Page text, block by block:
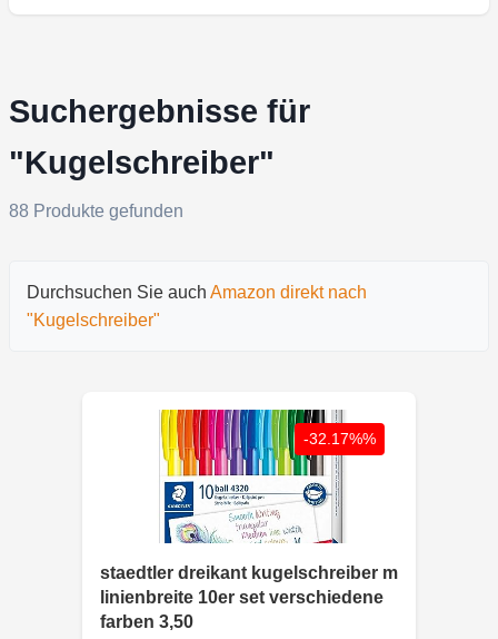
Suchergebnisse für
"Kugelschreiber"
88 Produkte gefunden
Durchsuchen Sie auch Amazon direkt nach
"Kugelschreiber"
-32.17%%
staedtler dreikant kugelschreiber m
linienbreite 10er set verschiedene
farben 3,50